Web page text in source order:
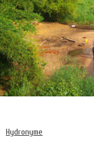
Hydronyme